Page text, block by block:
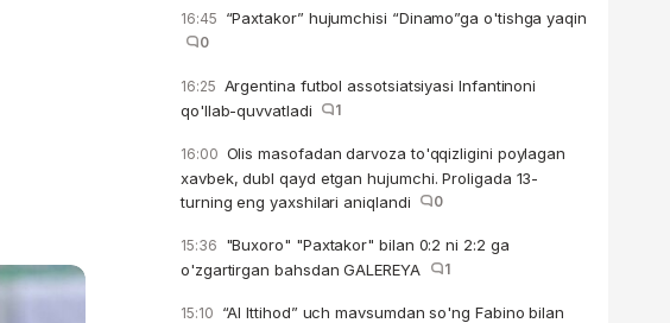
16:45 “Paxtakor” hujumchisi “Dinamo”ga o'tishga yaqin
0
16:25 Argentina futbol assotsiatsiyasi Infantinoni
qo'llab-quvvatladi
1
16:00 Olis masofadan darvoza to'qqizligini poylagan
xavbek, dubl qayd etgan hujumchi. Proligada 13-
turning eng yaxshilari aniqlandi
0
15:36 "Buxoro" "Paxtakor" bilan 0:2 ni 2:2 ga
o'zgartirgan bahsdan GALEREYA
1
15:10 “Al Ittihod” uch mavsumdan so'ng Fabino bilan